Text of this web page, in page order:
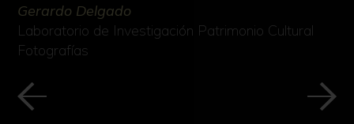
Gerardo Delgado
Laboratorio de Investigación Patrimonio Cultural
Fotografías